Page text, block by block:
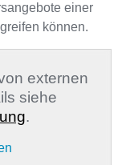
einer
können.
externen
siehe
.